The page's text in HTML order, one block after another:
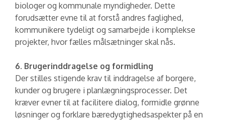
biologer og kommunale myndigheder. Dette
forudsætter evne til at forstå andres faglighed,
kommunikere tydeligt og samarbejde i komplekse
projekter, hvor fælles målsætninger skal nås.
6. Brugerinddragelse og formidling
Der stilles stigende krav til inddragelse af borgere,
kunder og brugere i planlægningsprocesser. Det
kræver evner til at facilitere dialog, formidle grønne
løsninger og forklare bæredygtighedsaspekter på en